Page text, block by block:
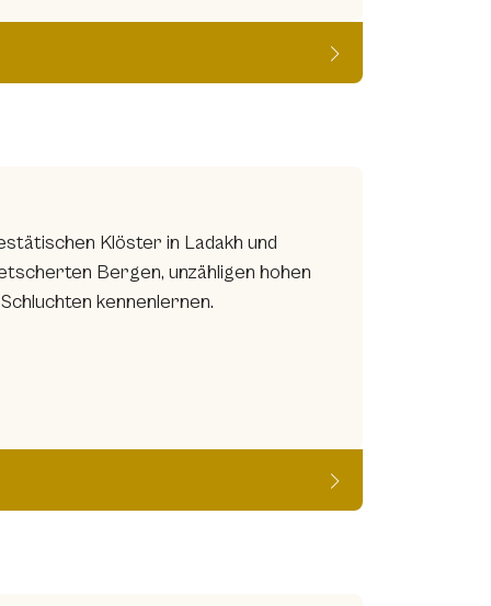
Klöster in Ladakh und
Bergen, unzähligen hohen
kennenlernen.